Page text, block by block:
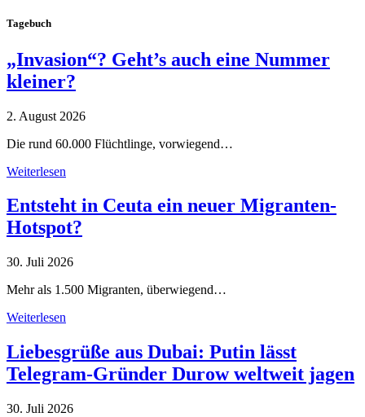
Tagebuch
„Invasion“? Geht’s auch eine Nummer
kleiner?
2. August 2026
Die rund 60.000 Flüchtlinge, vorwiegend…
Weiterlesen
Entsteht in Ceuta ein neuer Migranten-
Hotspot?
30. Juli 2026
Mehr als 1.500 Migranten, überwiegend…
Weiterlesen
Liebesgrüße aus Dubai: Putin lässt
Telegram-Gründer Durow weltweit jagen
30. Juli 2026